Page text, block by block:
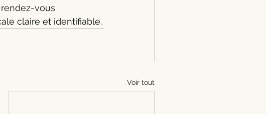
vous
claire et identifiable.
Voir tout